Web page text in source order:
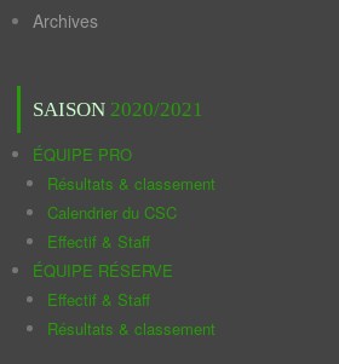
Archives
SAISON 2020/2021
ÉQUIPE PRO
Résultats & classement
Calendrier du CSC
Effectif & Staff
ÉQUIPE RÉSERVE
Effectif & Staff
Résultats & classement